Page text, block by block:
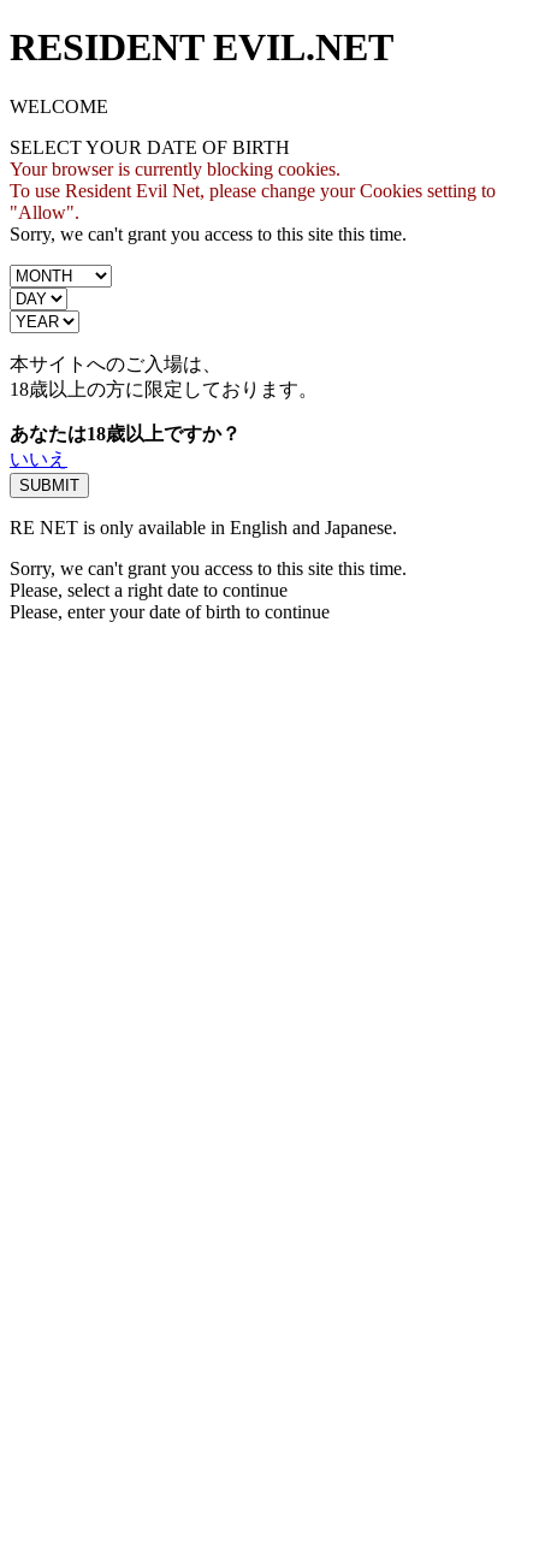
RESIDENT EVIL.NET
WELCOME
SELECT YOUR DATE OF BIRTH
Your browser is currently blocking cookies.
To use Resident Evil Net, please change your Cookies setting to
"Allow".
Sorry, we can't grant you access to this site this time.
本サイトへのご入場は、
18歳以上の方に限定しております。
あなたは18歳以上ですか？
いいえ
RE NET is only available in English and Japanese.
Sorry, we can't grant you access to this site this time.
Please, select a right date to continue
Please, enter your date of birth to continue